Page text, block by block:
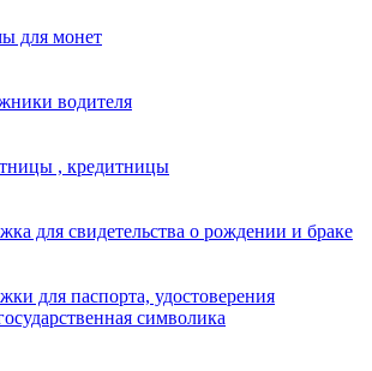
для монет
водителя
, кредитницы
для свидетельства о рождении и браке
для паспорта, удостоверения
символика